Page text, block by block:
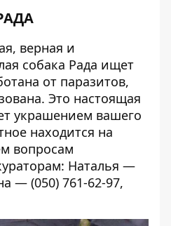
верная и
собака Рада ищет
от паразитов,
Это настоящая
украшением вашего
находится на
вопросам
Наталья —
— (050) 761-62-97,